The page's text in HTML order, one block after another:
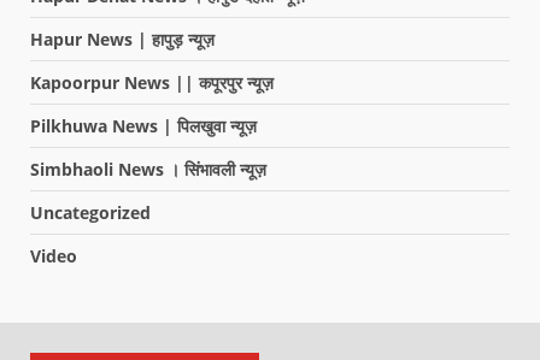
Hapur News | हापुड़ न्यूज़
Kapoorpur News || कपूरपुर न्यूज़
Pilkhuwa News | पिलखुवा न्यूज़
Simbhaoli News । सिंभावली न्यूज़
Uncategorized
Video